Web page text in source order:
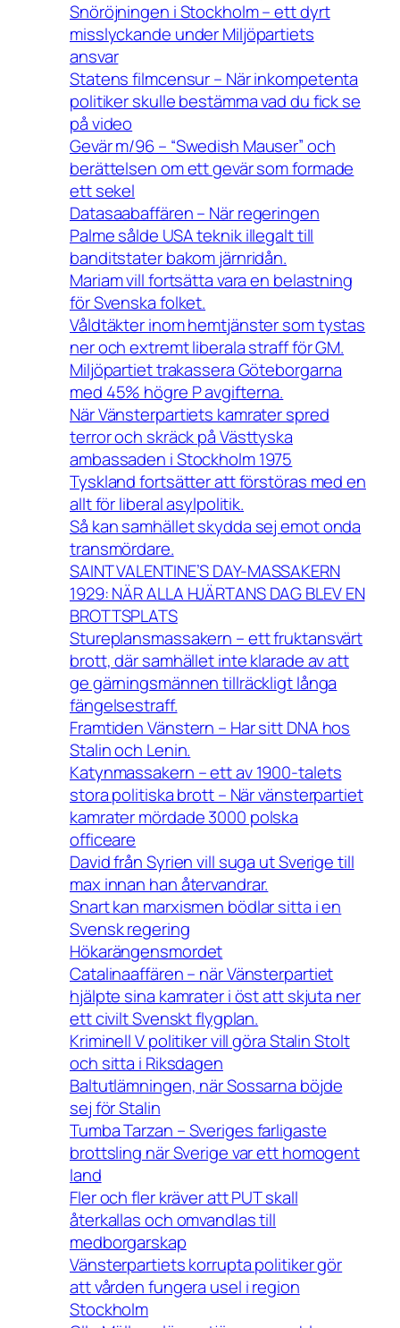
Snöröjningen i Stockholm – ett dyrt
misslyckande under Miljöpartiets
ansvar
Statens filmcensur – När inkompetenta
politiker skulle bestämma vad du fick se
på video
Gevär m/96 – “Swedish Mauser” och
berättelsen om ett gevär som formade
ett sekel
Datasaabaffären – När regeringen
Palme sålde USA teknik illegalt till
banditstater bakom järnridån.
Mariam vill fortsätta vara en belastning
för Svenska folket.
Våldtäkter inom hemtjänster som tystas
ner och extremt liberala straff för GM.
Miljöpartiet trakassera Göteborgarna
med 45% högre P avgifterna.
När Vänsterpartiets kamrater spred
terror och skräck på Västtyska
ambassaden i Stockholm 1975
Tyskland fortsätter att förstöras med en
allt för liberal asylpolitik.
Så kan samhället skydda sej emot onda
transmördare.
SAINT VALENTINE’S DAY-MASSAKERN
1929: NÄR ALLA HJÄRTANS DAG BLEV EN
BROTTSPLATS
Stureplansmassakern – ett fruktansvärt
brott, där samhället inte klarade av att
ge gärningsmännen tillräckligt långa
fängelsestraff.
Framtiden Vänstern – Har sitt DNA hos
Stalin och Lenin.
Katynmassakern – ett av 1900-talets
stora politiska brott – När vänsterpartiet
kamrater mördade 3000 polska
officeare
David från Syrien vill suga ut Sverige till
max innan han återvandrar.
Snart kan marxismen bödlar sitta i en
Svensk regering
Hökarängensmordet
Catalinaaffären – när Vänsterpartiet
hjälpte sina kamrater i öst att skjuta ner
ett civilt Svenskt flygplan.
Kriminell V politiker vill göra Stalin Stolt
och sitta i Riksdagen
Baltutlämningen, när Sossarna böjde
sej för Stalin
Tumba Tarzan – Sveriges farligaste
brottsling när Sverige var ett homogent
land
Fler och fler kräver att PUT skall
återkallas och omvandlas till
medborgarskap
Vänsterpartiets korrupta politiker gör
att vården fungera usel i region
Stockholm